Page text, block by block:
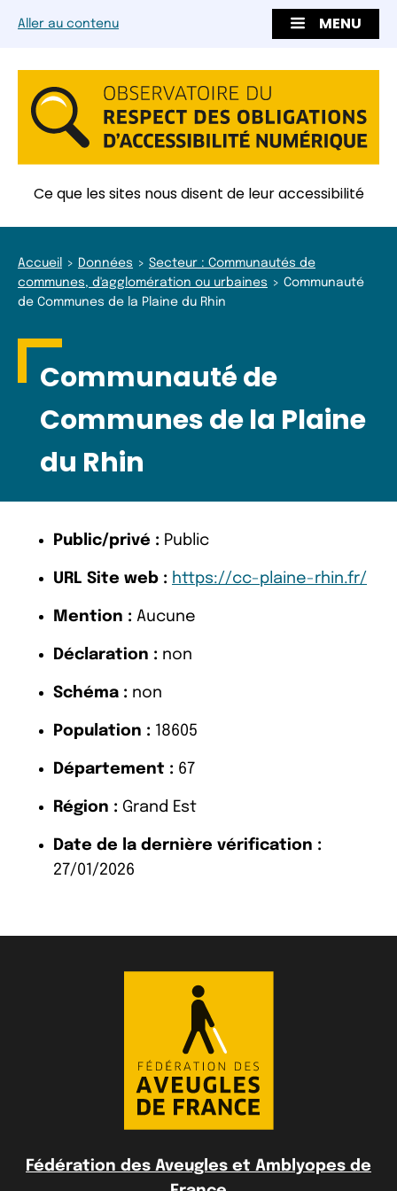
Aller au contenu MENU
Ce que les sites nous disent de leur accessibilité
Accueil Données
Secteur : Communautés de
communes, d'agglomération ou urbaines
Communauté
de Communes de la Plaine du Rhin
Communauté de
Communes de la Plaine
du Rhin
Public/privé : Public
URL Site web : https://cc-plaine-rhin.fr/
Mention : Aucune
Déclaration : non
Schéma : non
Population : 18605
Département : 67
Région : Grand Est
Date de la dernière vérification :
27/01/2026
Fédération des Aveugles et Amblyopes de